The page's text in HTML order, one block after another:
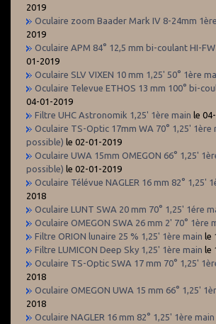
2019
Oculaire zoom Baader Mark IV 8-24mm
2019
Oculaire APM 84° 12,5 mm bi-coulant HI-
01-2019
Oculaire SLV VIXEN 10 mm 1,25' 50° 1ère
Oculaire Televue ETHOS 13 mm 100° bi-
04-01-2019
Filtre UHC Astronomik 1,25' 1ère main le
Oculaire TS-Optic 17mm WA 70° 1,25' 1ère
possible) le 02-01-2019
Oculaire UWA 15mm OMEGON 66° 1,25'
possible) le 02-01-2019
Oculaire Télévue NAGLER 16 mm 82° 1,25'
2018
Oculaire LUNT SWA 20 mm 70° 1,25' 1ére
Oculaire OMEGON SWA 26 mm 2' 70° 1ère
Filtre ORION lunaire 25 % 1,25' 1ère main le
Filtre LUMICON Deep Sky 1,25' 1ère main le
Oculaire TS-Optic SWA 17 mm 70° 1,25'
2018
Oculaire OMEGON UWA 15 mm 66° 1,25'
2018
Oculaire NAGLER 16 mm 82° 1,25' 1ère main